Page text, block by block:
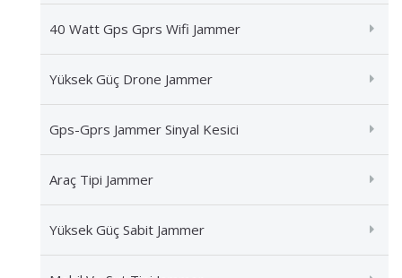
40 Watt Gps Gprs Wifi Jammer
Yüksek Güç Drone Jammer
Gps-Gprs Jammer Sinyal Kesici
Araç Tipi Jammer
Yüksek Güç Sabit Jammer